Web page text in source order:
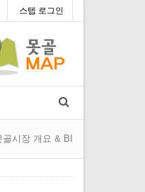
스텝 로그인
골시장 개요 & BI